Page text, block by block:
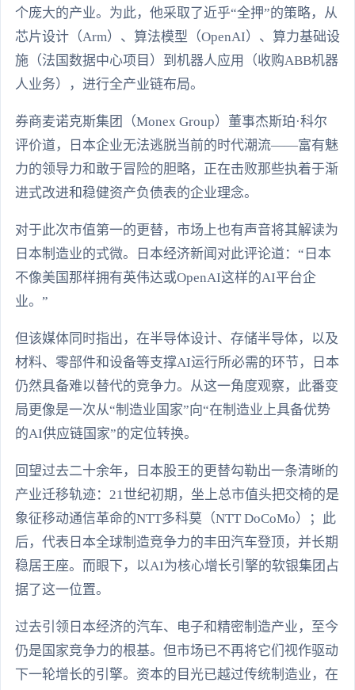
个庞大的产业。为此，他采取了近乎“全押”的策略，从
芯片设计（Arm）、算法模型（OpenAI）、算力基础设
施（法国数据中心项目）到机器人应用（收购ABB机器
人业务），进行全产业链布局。
券商麦诺克斯集团（Monex Group）董事杰斯珀·科尔
评价道，日本企业无法逃脱当前的时代潮流——富有魅
力的领导力和敢于冒险的胆略，正在击败那些执着于渐
进式改进和稳健资产负债表的企业理念。
对于此次市值第一的更替，市场上也有声音将其解读为
日本制造业的式微。日本经济新闻对此评论道：“日本
不像美国那样拥有英伟达或OpenAI这样的AI平台企
业。”
但该媒体同时指出，在半导体设计、存储半导体，以及
材料、零部件和设备等支撑AI运行所必需的环节，日本
仍然具备难以替代的竞争力。从这一角度观察，此番变
局更像是一次从“制造业国家”向“在制造业上具备优势
的AI供应链国家”的定位转换。
回望过去二十余年，日本股王的更替勾勒出一条清晰的
产业迁移轨迹：21世纪初期，坐上总市值头把交椅的是
象征移动通信革命的NTT多科莫（NTT DoCoMo）；此
后，代表日本全球制造竞争力的丰田汽车登顶，并长期
稳居王座。而眼下，以AI为核心增长引擎的软银集团占
据了这一位置。
过去引领日本经济的汽车、电子和精密制造产业，至今
仍是国家竞争力的根基。但市场已不再将它们视作驱动
下一轮增长的引擎。资本的目光已越过传统制造业，在